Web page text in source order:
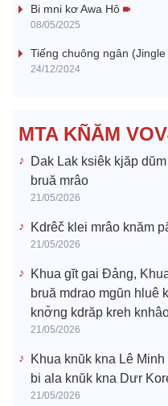
Bi mni kơ Awa Hô
08/05/2025
Tiếng chuông ngân (Jingle
24/12/2024
MTA KÑĂM
Dak Lak ksiêk kjăp
bruă mrâo
21/05/2026
Kdrêč klei mrâo knăm
21/05/2026
Khua gĭt gai Đảng,
bruă mdrao mgŭn hluê
knơ̆ng kdrăp kreh
21/05/2026
Khua knŭk kna Lê
bi ala knŭk kna Dưr
21/05/2026